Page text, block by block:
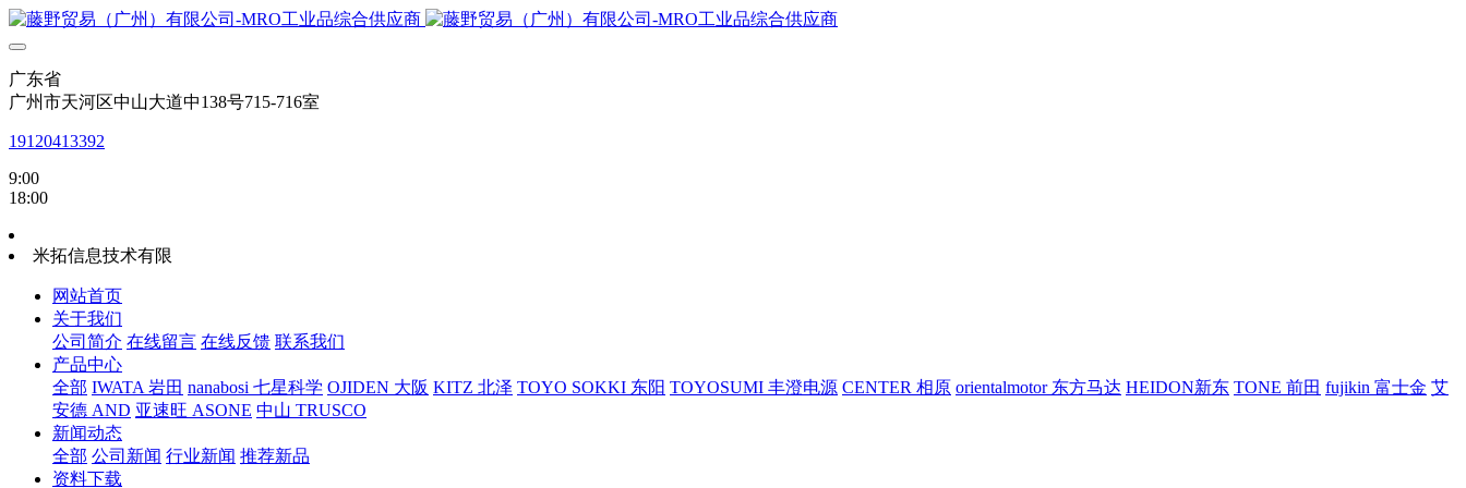
广东省
广州市天河区中山大道中138号715-716室
19120413392
9:00
18:00
米拓信息技术有限
网站首页
关于我们
公司简介 在线留言 在线反馈 联系我们
产品中心
全部 IWATA 岩田 nanabosi 七星科学 OJIDEN 大阪 KITZ 北泽 TOYO SOKKI 东阳 TOYOSUMI 丰澄电源 CENTER 相原 orientalmotor 东方马达 HEIDON新东 TONE 前田 fujikin 富士金 艾
安德 AND 亚速旺 ASONE 中山 TRUSCO
新闻动态
全部 公司新闻 行业新闻 推荐新品
资料下载